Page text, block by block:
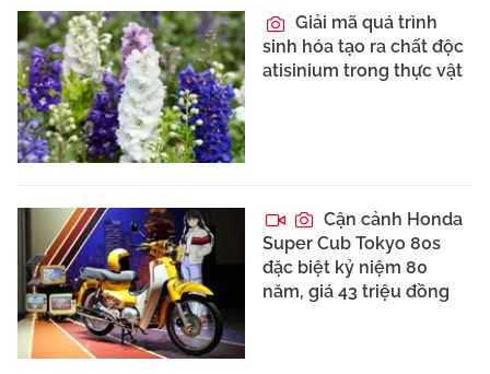
Giải mã quá trình
sinh hóa tạo ra chất độc
atisinium trong thực vật
Cận cảnh Honda
Super Cub Tokyo 80s
đặc biệt kỷ niệm 80
năm, giá 43 triệu đồng